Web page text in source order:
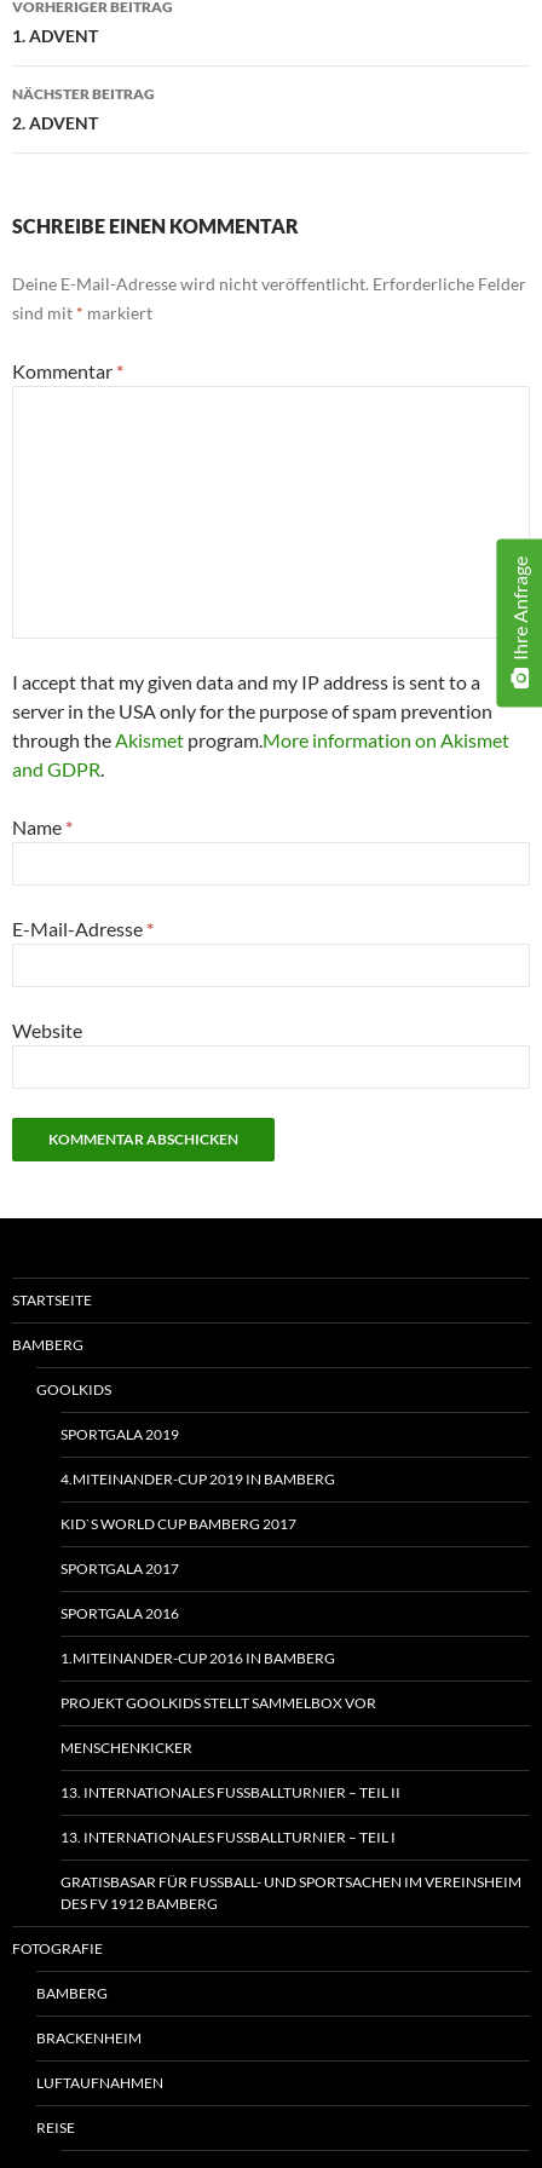
VORHERIGER BEITRAG
1. ADVENT
NÄCHSTER BEITRAG
2. ADVENT
SCHREIBE EINEN KOMMENTAR
Deine E-Mail-Adresse wird nicht veröffentlicht. Erforderliche Felder
sind mit * markiert
Kommentar *
I accept that my given data and my IP address is sent to a
server in the USA only for the purpose of spam prevention
through the Akismet program. More information on Akismet
and GDPR
Name *
E-Mail-Adresse *
Website
STARTSEITE
BAMBERG
GOOLKIDS
SPORTGALA 2019
4.MITEINANDER-CUP 2019 IN BAMBERG
KID`S WORLD CUP BAMBERG 2017
SPORTGALA 2017
SPORTGALA 2016
1.MITEINANDER-CUP 2016 IN BAMBERG
PROJEKT GOOLKIDS STELLT SAMMELBOX VOR
MENSCHENKICKER
13. INTERNATIONALES FUSSBALLTURNIER – TEIL II
13. INTERNATIONALES FUSSBALLTURNIER – TEIL I
GRATISBASAR FÜR FUSSBALL- UND SPORTSACHEN IM VEREINSHEIM
DES FV 1912 BAMBERG
FOTOGRAFIE
BAMBERG
BRACKENHEIM
LUFTAUFNAHMEN
REISE
Ihre Anfrage